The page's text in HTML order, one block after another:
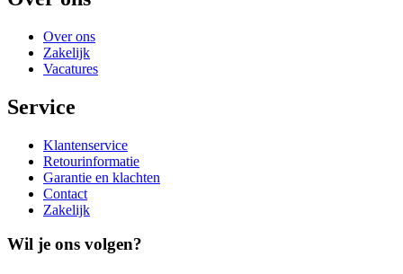
Over ons
Zakelijk
Vacatures
Service
Klantenservice
Retourinformatie
Garantie en klachten
Contact
Zakelijk
Wil je ons volgen?